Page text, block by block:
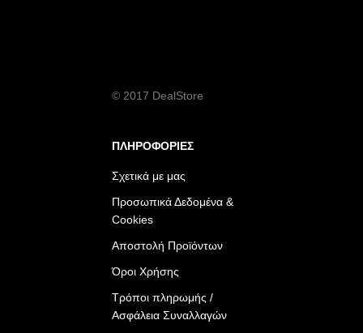
© 2017 DealStore
ΠΛΗΡΟΦΟΡΙΕΣ
Σχετικά με μας
Προσωπικά Δεδομένα &
Cookies
Αποστολή Προϊόντων
Όροι Χρήσης
Τρόποι πληρωμής /
Ασφάλεια Συναλλαγών